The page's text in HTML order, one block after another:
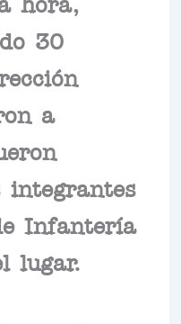
hora,
30
a
integrantes
Infantería
lugar.